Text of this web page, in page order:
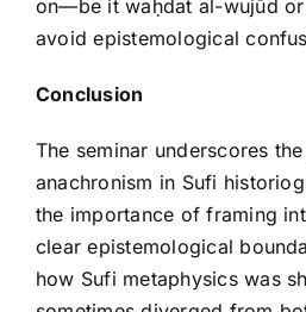
on—be it waḥdat al-wujūd
avoid epistemological
Conclusion
The seminar underscores
anachronism in Sufi
the importance of framing
clear epistemological
how Sufi metaphysics was